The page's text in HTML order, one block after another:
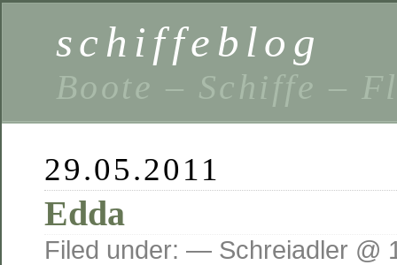
schiffeblog
Boote – Schiffe –
29.05.2011
Edda
Filed under: — Schreiadler @